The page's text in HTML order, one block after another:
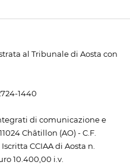
al Tribunale di Aosta con
1440
di comunicazione e
Châtillon (AO) - C.F.
CCIAA di Aosta n.
10.400,00 i.v.